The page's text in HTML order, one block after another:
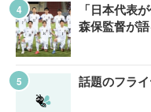
「日本代表
森保監督が
話題のフラ